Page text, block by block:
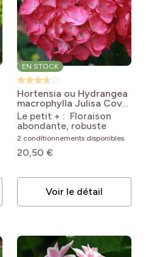
EN STOCK
Hortensia ou Hydrangea
macrophylla Julisa Cov
Hydrangea macrophylla
Julisa
Le petit + : Floraison
abondante, robuste
2 conditionnements disponibles
20,50 €
Voir le détail